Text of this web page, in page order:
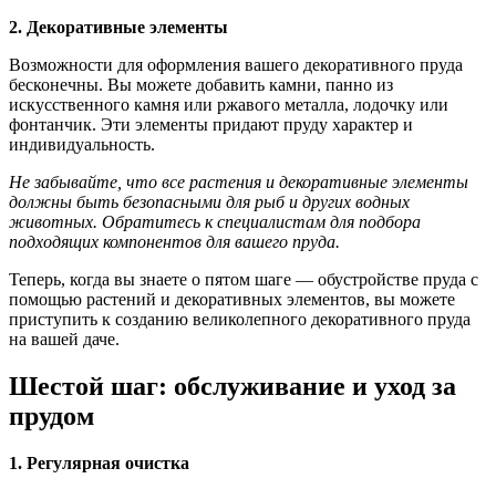
2. Декоративные элементы
Возможности для оформления вашего декоративного пруда
бесконечны. Вы можете добавить камни, панно из
искусственного камня или ржавого металла, лодочку или
фонтанчик. Эти элементы придают пруду характер и
индивидуальность.
Не забывайте, что все растения и декоративные элементы
должны быть безопасными для рыб и других водных
животных. Обратитесь к специалистам для подбора
подходящих компонентов для вашего пруда.
Теперь, когда вы знаете о пятом шаге — обустройстве пруда с
помощью растений и декоративных элементов, вы можете
приступить к созданию великолепного декоративного пруда
на вашей даче.
Шестой шаг: обслуживание и уход за
прудом
1. Регулярная очистка